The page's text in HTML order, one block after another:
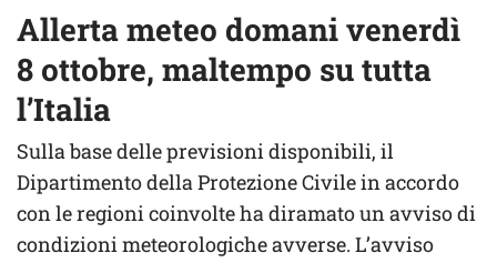
Allerta meteo domani venerdì
8 ottobre, maltempo su tutta
l’Italia
Sulla base delle previsioni disponibili, il
Dipartimento della Protezione Civile in accordo
con le regioni coinvolte ha diramato un avviso di
condizioni meteorologiche avverse. L’avviso